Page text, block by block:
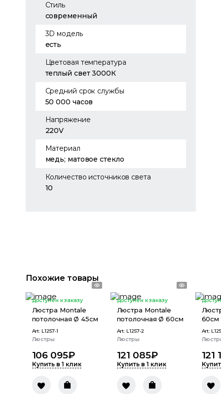
Стиль
современный
3D модель
есть
Цветовая температура
теплый свет 3000К
Средний срок службы
50 000 часов
Напряжение
220V
Материал
медь; матовое стекло
Количество источников света
10
Похожие товары
доступен к заказу
Люстра Montale
потолочная Ø 45см
Art: L1257-1
Люстры
106 095₽
Купить в 1 клик
доступен к заказу
Люстра Montale
потолочная Ø 60см
Art: L1257-2
Люстры
121 085₽
Купить в 1 клик
60см
Art:
121